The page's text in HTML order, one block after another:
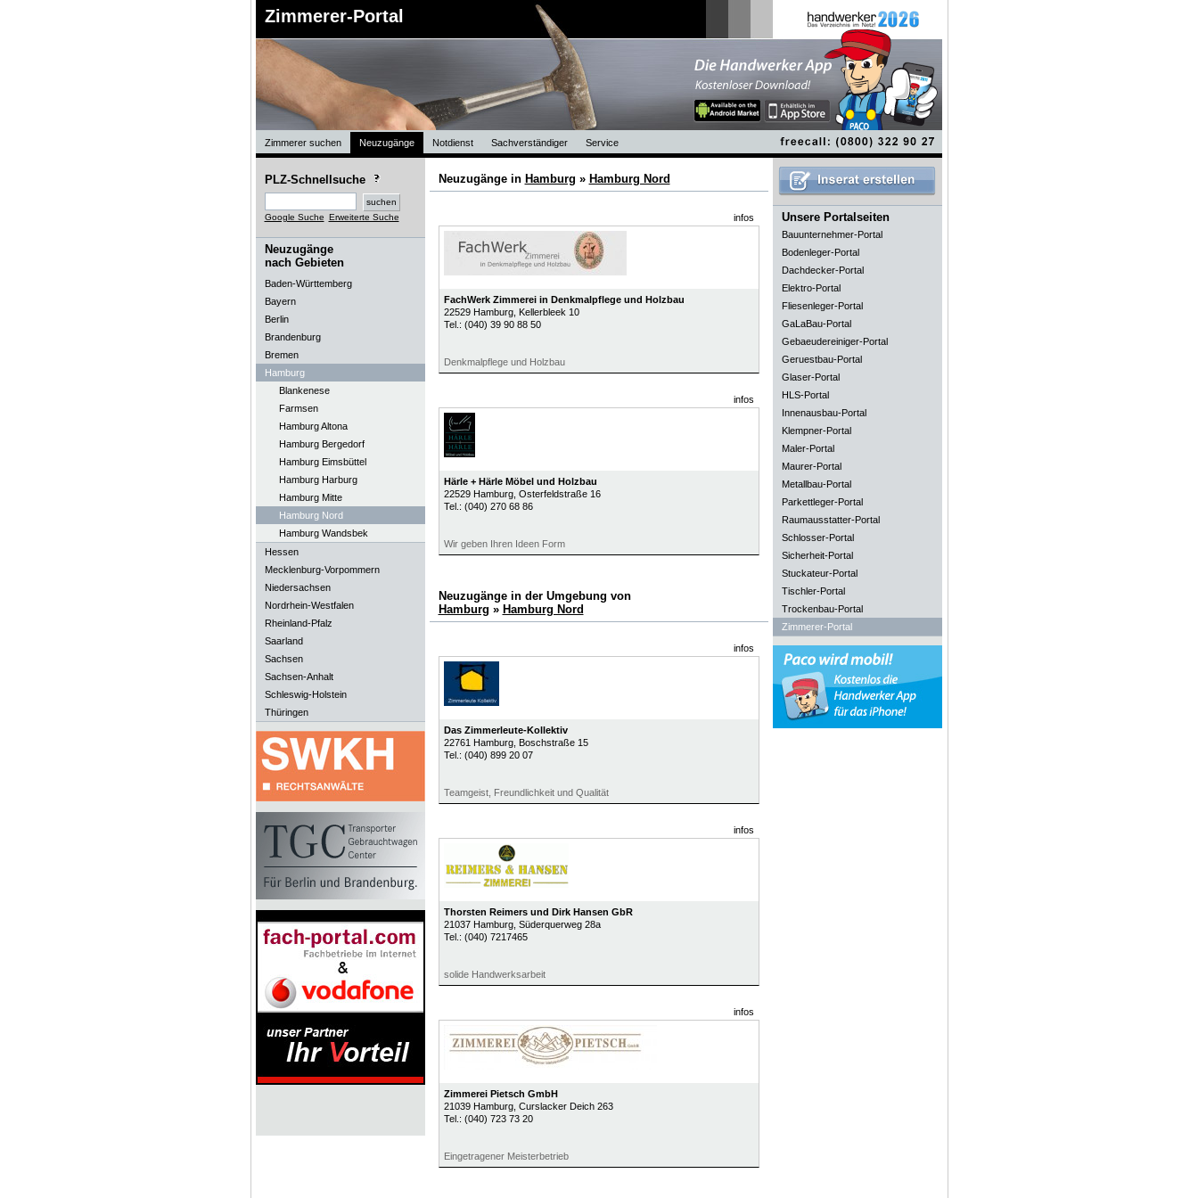
Zimmerer-Portal
Zimmerer suchen Neuzugänge Notdienst Sachverständiger Service
PLZ-Schnellsuche
Google Suche Erweiterte Suche
Neuzugänge
nach Gebieten
Baden-Württemberg
Bayern
Berlin
Brandenburg
Bremen
Hamburg
Blankenese
Farmsen
Hamburg Altona
Hamburg Bergedorf
Hamburg Eimsbüttel
Hamburg Harburg
Hamburg Mitte
Hamburg Nord
Hamburg Wandsbek
Hessen
Mecklenburg-Vorpommern
Niedersachsen
Nordrhein-Westfalen
Rheinland-Pfalz
Saarland
Sachsen
Sachsen-Anhalt
Schleswig-Holstein
Thüringen
Neuzugänge in Hamburg » Hamburg Nord
infos
FachWerk Zimmerei in Denkmalpflege und Holzbau
22529 Hamburg, Kellerbleek 10
Tel.: (040) 39 90 88 50
Denkmalpflege und Holzbau
infos
Härle + Härle Möbel und Holzbau
22529 Hamburg, Osterfeldstraße 16
Tel.: (040) 270 68 86
Wir geben Ihren Ideen Form
Neuzugänge in der Umgebung von
Hamburg » Hamburg Nord
infos
Das Zimmerleute-Kollektiv
22761 Hamburg, Boschstraße 15
Tel.: (040) 899 20 07
Teamgeist, Freundlichkeit und Qualität
infos
Thorsten Reimers und Dirk Hansen GbR
21037 Hamburg, Süderquerweg 28a
Tel.: (040) 7217465
solide Handwerksarbeit
infos
Zimmerei Pietsch GmbH
21039 Hamburg, Curslacker Deich 263
Tel.: (040) 723 73 20
Eingetragener Meisterbetrieb
Unsere Portalseiten
Bauunternehmer-Portal
Bodenleger-Portal
Dachdecker-Portal
Elektro-Portal
Fliesenleger-Portal
GaLaBau-Portal
Gebaeudereiniger-Portal
Geruestbau-Portal
Glaser-Portal
HLS-Portal
Innenausbau-Portal
Klempner-Portal
Maler-Portal
Maurer-Portal
Metallbau-Portal
Parkettleger-Portal
Raumausstatter-Portal
Schlosser-Portal
Sicherheit-Portal
Stuckateur-Portal
Tischler-Portal
Trockenbau-Portal
Zimmerer-Portal